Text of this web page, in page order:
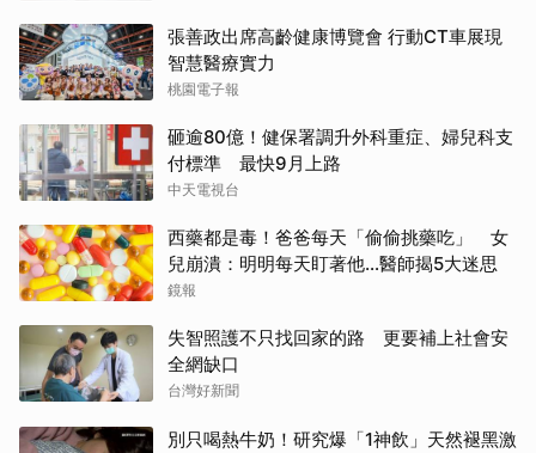
張善政出席高齡健康博覽會 行動CT車展現
智慧醫療實力
桃園電子報
砸逾80億！健保署調升外科重症、婦兒科支
付標準 最快9月上路
中天電視台
西藥都是毒！爸爸每天「偷偷挑藥吃」 女
兒崩潰：明明每天盯著他…醫師揭5大迷思
鏡報
失智照護不只找回家的路 更要補上社會安
全網缺口
台灣好新聞
別只喝熱牛奶！研究爆「1神飲」天然褪黑激